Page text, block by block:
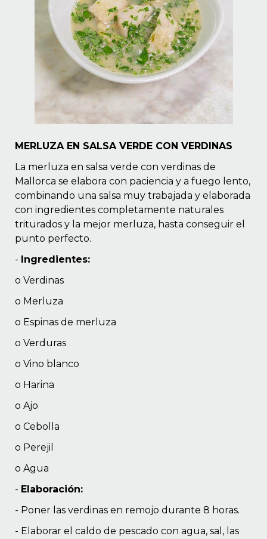
MERLUZA EN SALSA VERDE CON VERDINAS
La merluza en salsa verde con verdinas de
Mallorca se elabora con paciencia y a fuego lento,
combinando una salsa muy trabajada y elaborada
con ingredientes completamente naturales
triturados y la mejor merluza, hasta conseguir el
punto perfecto.
- Ingredientes:
o Verdinas
o Merluza
o Espinas de merluza
o Verduras
o Vino blanco
o Harina
o Ajo
o Cebolla
o Perejil
o Agua
- Elaboración:
- Poner las verdinas en remojo durante 8 horas.
- Elaborar el caldo de pescado con agua, sal, las